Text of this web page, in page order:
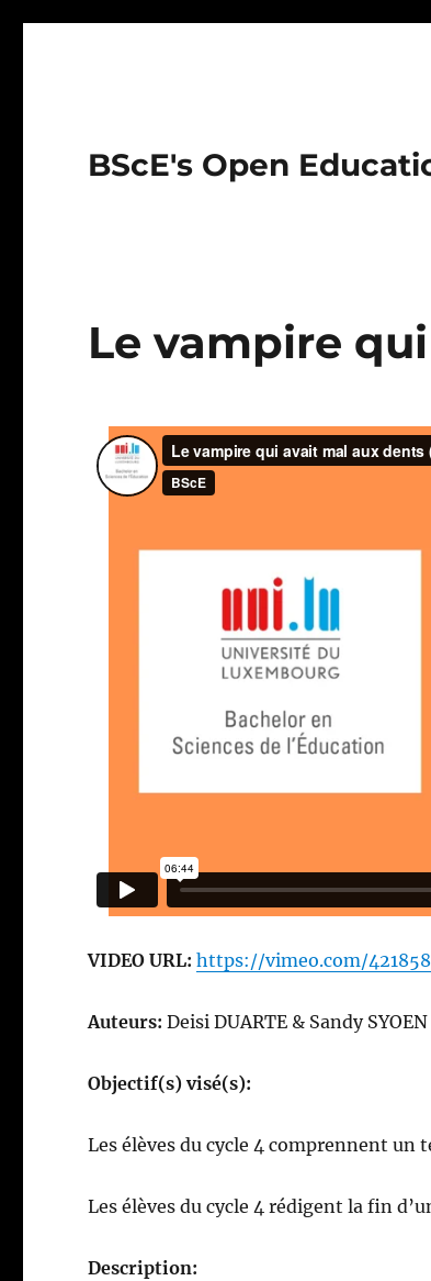
BScE's Open
Le vampire
VIDEO URL:https://vimeo.com/
Auteurs: Deisi DUARTE & Sandy SYOEN
Objectif(s) visé(s):
Les élèves du cycle 4 comprennent
Les élèves du cycle 4 rédigent la fin
Description: